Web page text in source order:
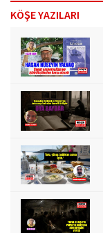
o
KÖŞE YAZILARI